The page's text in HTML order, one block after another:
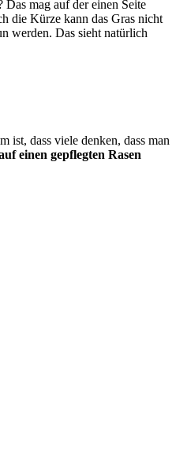
mag auf der einen Seite
die Kürze kann das Gras nicht
werden. Das sieht natürlich
ist, dass viele denken, dass man
einen gepflegten Rasen